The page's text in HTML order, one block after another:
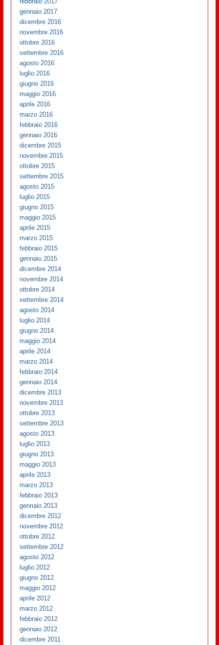
gennaio 2017
dicembre 2016
novembre 2016
ottobre 2016
settembre 2016
agosto 2016
luglio 2016
giugno 2016
maggio 2016
aprile 2016
marzo 2016
febbraio 2016
gennaio 2016
dicembre 2015
novembre 2015
ottobre 2015
settembre 2015
agosto 2015
luglio 2015
giugno 2015
maggio 2015
aprile 2015
marzo 2015
febbraio 2015
gennaio 2015
dicembre 2014
novembre 2014
ottobre 2014
settembre 2014
agosto 2014
luglio 2014
giugno 2014
maggio 2014
aprile 2014
marzo 2014
febbraio 2014
gennaio 2014
dicembre 2013
novembre 2013
ottobre 2013
settembre 2013
agosto 2013
luglio 2013
giugno 2013
maggio 2013
aprile 2013
marzo 2013
febbraio 2013
gennaio 2013
dicembre 2012
novembre 2012
ottobre 2012
settembre 2012
agosto 2012
luglio 2012
giugno 2012
maggio 2012
aprile 2012
marzo 2012
febbraio 2012
gennaio 2012
dicembre 2011